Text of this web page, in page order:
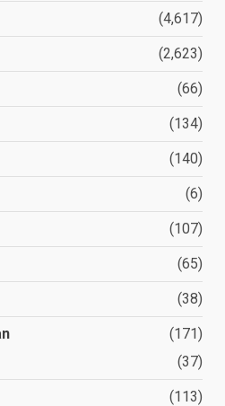
(4,617)
(2,623)
(66)
(134)
(140)
(6)
(107)
(65)
(38)
(171)
(37)
(113)